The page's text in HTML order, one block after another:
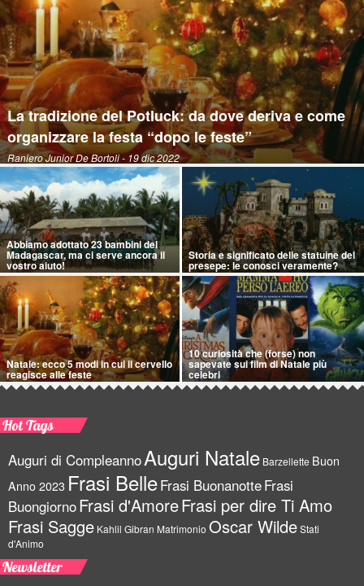
La tradizione del Potluck: da dove deriva e come
organizzare la festa “dopo le feste”
Raniero Junior De Bortoli- 19 dic 2022
Abbiamo adottato 23 bambini del
Madagascar, ma ci serve ancora il
vostro aiuto!
Storia e significato delle statuine del
presepe: le conosci veramente?
Natale: ecco 5 modi in cui il cervello
reagisce alle feste
10 curiosità che (forse) non
sapevate sui film di Natale più
celebri
Hot Tags
Auguri di CompleannoAuguri Natale Barzellette Buon
Anno 2023 Frasi BelleFrasi BuonanotteFrasi
BuongiornoFrasi d'AmoreFrasi per dire Ti Amo
Frasi Sagge Kahlil Gibran Matrimonio Oscar WildeStati
d'Animo
Newsletter